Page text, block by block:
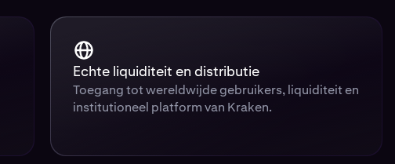
Echte liquiditeit en distributie
Toegang tot wereldwijde gebruikers, liquiditeit en
institutioneel platform van Kraken.